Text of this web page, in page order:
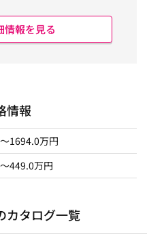
情報を見る
情報
1694.0万円
449.0万円
カタログ一覧